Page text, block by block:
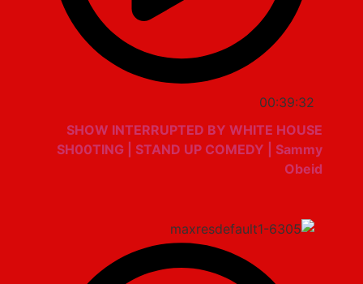
00:39:32
SHOW INTERRUPTED BY WHITE HOUSE
SH00TING | STAND UP COMEDY | Sammy